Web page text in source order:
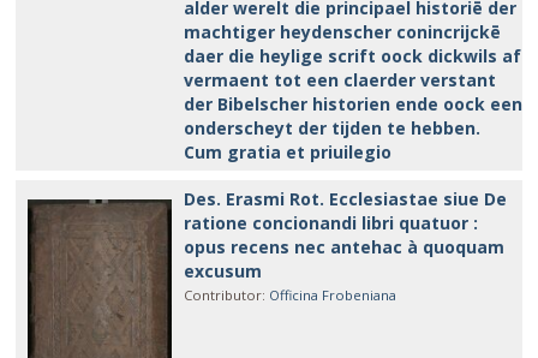
alder werelt die principael historiē der
machtiger heydenscher conincrijckē
daer die heylige scrift oock dickwils af
vermaent tot een claerder verstant
der Bibelscher historien ende oock een
onderscheyt der tijden te hebben.
Cum gratia et priuilegio
Des. Erasmi Rot. Ecclesiastae siue De
ratione concionandi libri quatuor :
opus recens nec antehac à quoquam
excusum
Contributor: Officina Frobeniana